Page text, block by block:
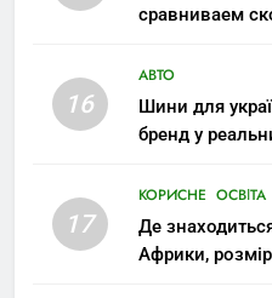
сравниваем
16
АВТО
Шини для
бренд у
17
КОРИСНЕ ОСВІТА
Де
Африки,